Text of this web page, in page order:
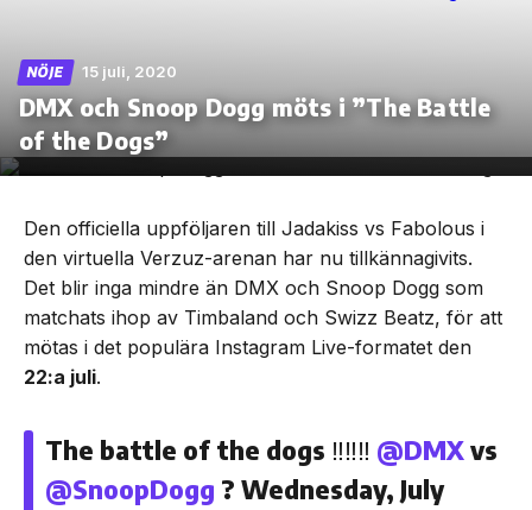
Skip
the
NÖJE 15 juli, 2020
DMX och Snoop Dogg möts i ”The Battle
of the Dogs”
Den officiella uppföljaren till Jadakiss vs Fabolous i
den virtuella Verzuz-arenan har nu tillkännagivits.
Det blir inga mindre än DMX och Snoop Dogg som
matchats ihop av Timbaland och Swizz Beatz, för att
mötas i det populära Instagram Live-formatet den
22:a juli.
The battle of the dogs ‼️‼️‼️ @DMXvs
@SnoopDogg ? Wednesday, July